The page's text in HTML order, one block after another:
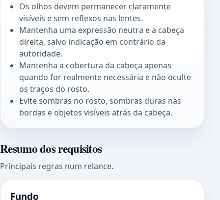
Os olhos devem permanecer claramente
visíveis e sem reflexos nas lentes.
Mantenha uma expressão neutra e a cabeça
direita, salvo indicação em contrário da
autoridade.
Mantenha a cobertura da cabeça apenas
quando for realmente necessária e não oculte
os traços do rosto.
Evite sombras no rosto, sombras duras nas
bordas e objetos visíveis atrás da cabeça.
Resumo dos requisitos
Principais regras num relance.
Fundo